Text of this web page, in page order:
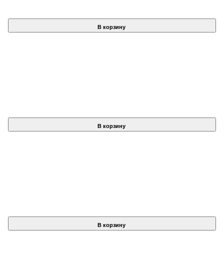
В корзину
В корзину
В корзину